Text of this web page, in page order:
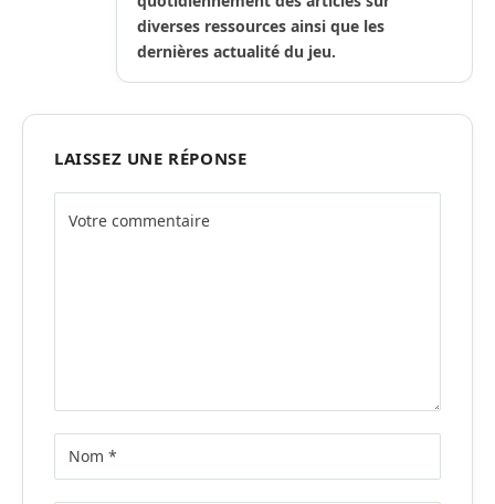
diverses ressources ainsi que les
dernières actualité du jeu.
LAISSEZ UNE RÉPONSE